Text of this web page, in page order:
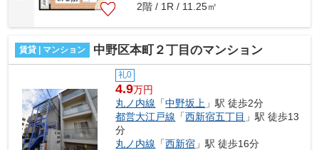
2階 / 1R / 11.25㎡
賃貸 | マンション 中野区本町２丁目のマンション
礼0
4.9万円
丸ノ内線 「中野坂上 」駅 徒歩2分
都営大江戸線 「西新宿五丁目 」駅 徒歩13
分
丸ノ内線 「西新宿 」駅 徒歩16分